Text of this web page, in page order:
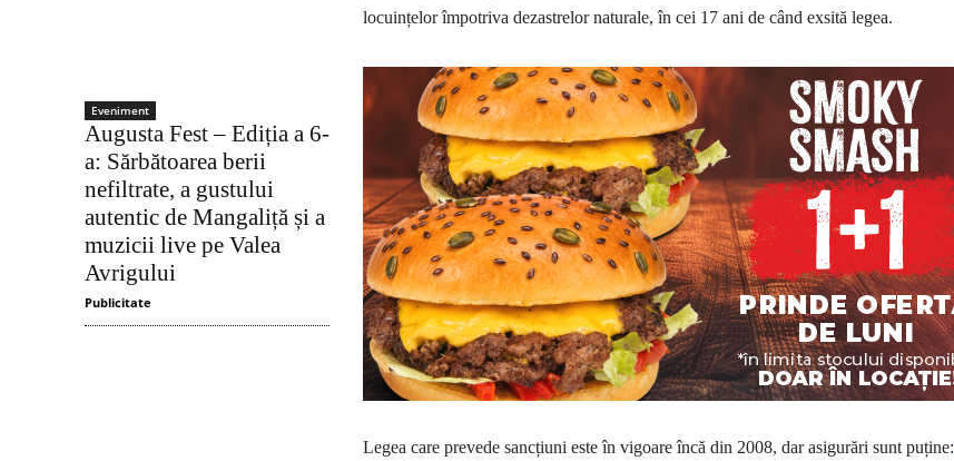
Eveniment
Augusta Fest – Ediția a 6-
a: Sărbătoarea berii
nefiltrate, a gustului
autentic de Mangaliță și a
muzicii live pe Valea
Avrigului
Publicitate
locuințelor împotriva dezastrelor naturale, în cei 17 ani de când exsită legea.
Legea care prevede sancțiuni este în vigoare încă din 2008, dar asigurări sunt puține: